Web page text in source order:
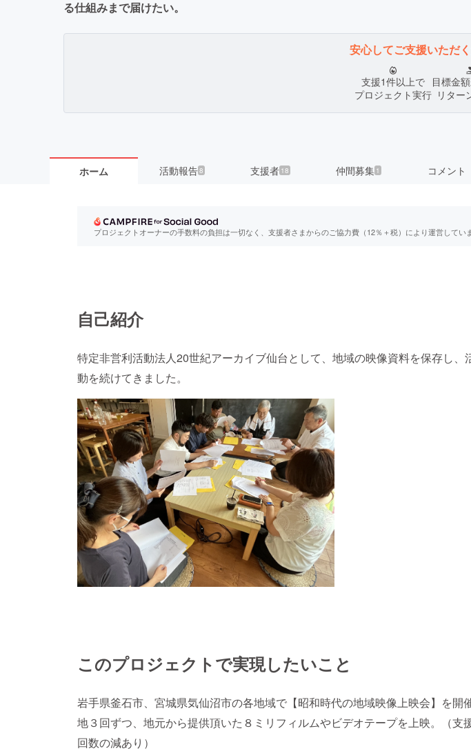
る仕組みまで届けたい。
安心してご支援いただ
支援1件以上で
プロジェクト実行
目標金
リター
ホーム 活動報告8 支援者 18 仲間募集 1 コメント
プロジェクトオーナーの手数料の負担は一切なく、支援者さまからのご協力費（12％＋税）により運営していま
自己紹介
特定非営利活動法人20世紀アーカイブ仙台として、地域の映像資料を保存し、
動を続けてきました。
このプロジェクトで実現したいこと
岩手県釜石市、宮城県気仙沼市の各地域で【昭和時代の地域映像上映会】を開
地３回ずつ、地元から提供頂いた８ミリフィルムやビデオテープを上映。（支
回数の減あり）